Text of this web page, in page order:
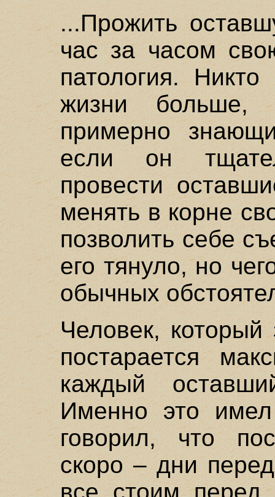
...Прожить
час за часом
патология.
жизни больше,
примерно
если он
провести
менять в корне
позволить себе
его тянуло, но
обычных
Человек, который
постарается
каждый
Именно это
говорил, что
скоро – дни
все стоим